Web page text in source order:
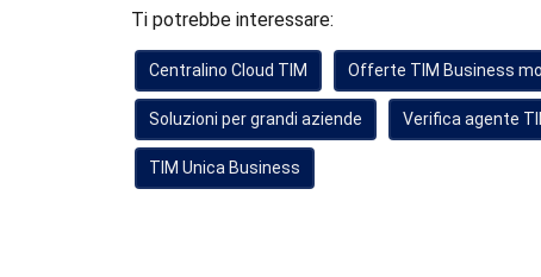
Ti potrebbe interessare:
Centralino Cloud TIM Offerte TIM Business
Soluzioni per grandi aziende Verifica agente
TIM Unica Business